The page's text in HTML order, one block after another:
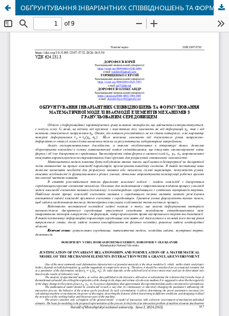
ОБҐРУНТУВАННЯ ІНВАРІАНТНИХ СПІВВІДНОШЕНЬ ТА ФОРМУЛЮВАННЯ МАТЕМАТИЧНОЇ МОДЕЛІ ВЗАЄМОДІЇ ЕЛЕМЕНТІВ МЕХАНІЗМІВ З ГРАНУЛЬОВАНИМ СЕРЕДОВИЩЕМ